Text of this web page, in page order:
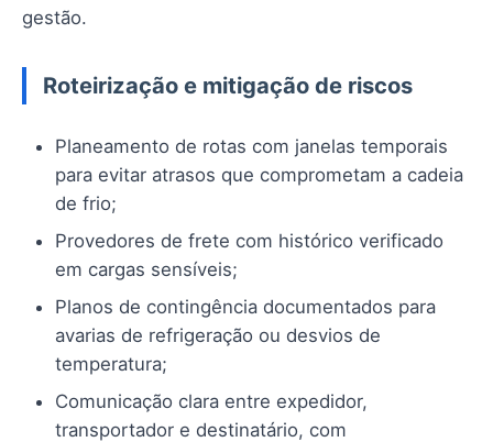
gestão.
Roteirização e mitigação de riscos
Planeamento de rotas com janelas temporais
para evitar atrasos que comprometam a cadeia
de frio;
Provedores de frete com histórico verificado
em cargas sensíveis;
Planos de contingência documentados para
avarias de refrigeração ou desvios de
temperatura;
Comunicação clara entre expedidor,
transportador e destinatário, com